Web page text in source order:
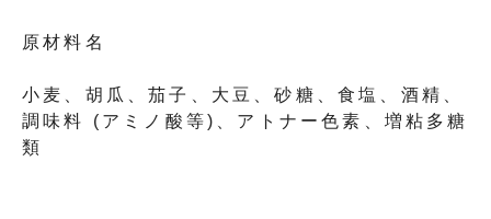
原材料名
小麦、胡瓜、茄子、大豆、砂糖、食塩、酒精、
調味料 (アミノ酸等)、アトナー色素、増粘多糖
類